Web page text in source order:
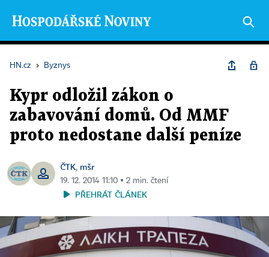
HN.cz › Byznys
Kypr odložil zákon o
zabavování domů. Od MMF
proto nedostane další peníze
ČTK, mšr
19. 12. 2014 11:10 ▪ 2 min. čtení
PŘEHRÁT ČLÁNEK